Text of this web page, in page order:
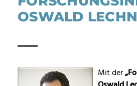
OSWALD
Mit der